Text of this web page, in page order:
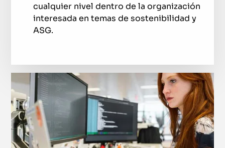
cualquier nivel dentro de la organización
interesada en temas de sostenibilidad y
ASG.